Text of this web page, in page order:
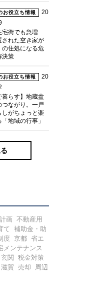
お役立ち情報
20
宅街でも急増
された空き家が
の住処になる危
決策
お役立ち情報
20
暮らす】地蔵盆
つながり。一戸
しがちょっと楽
地域の行事」
画 不動産用
て
補助金・助
度 京都 省エ
メンテナンス
玄関
税金対策
滋賀 売却
周辺